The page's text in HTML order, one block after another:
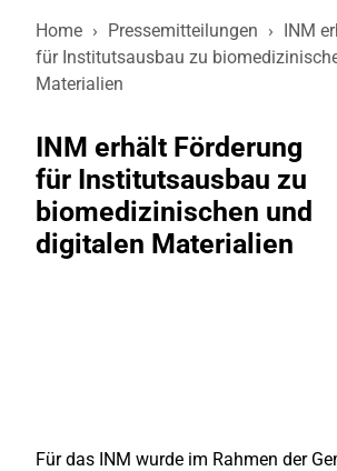
Home › Pressemitteilungen › INM
für Institutsausbau zu
Materialien
INM erhält Förderung
für Institutsausbau zu
biomedizinischen und
digitalen Materialien
Für das INM wurde im Rahmen der